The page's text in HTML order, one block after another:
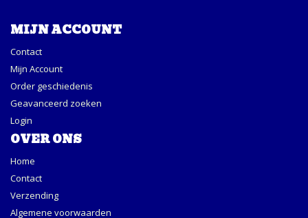
MIJN ACCOUNT
Contact
Mijn Account
Order geschiedenis
Geavanceerd zoeken
Login
OVER ONS
Home
Contact
Verzending
Algemene voorwaarden